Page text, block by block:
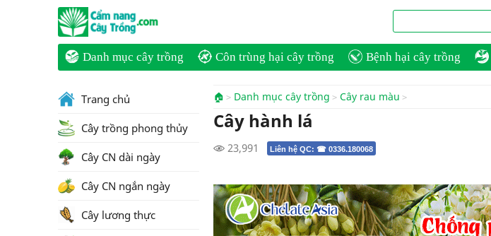
Danh mục cây trồng Côn trùng hại cây trồng Bệnh hại cây trồng
🏠 Danh mục cây trồng Cây rau màu
Cây hành lá
23,991 Liên hệ QC: ☎ 0336.180068
Trang chủ
Cây trồng phong thủy
Cây CN dài ngày
Cây CN ngắn ngày
Cây lương thực